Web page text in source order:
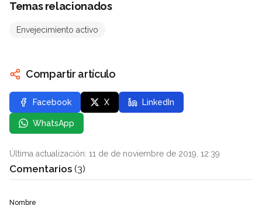
Temas relacionados
Envejecimiento activo
Compartir artículo
Facebook X LinkedIn
WhatsApp
Última actualización: 11 de de noviembre de 2019, 12:39
Comentarios (3)
Nombre